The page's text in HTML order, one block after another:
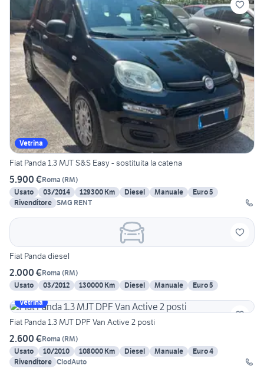
Vetrina
Fiat Panda 1.3 MJT S&S Easy - sostituita la catena
5.900 €Roma (RM)
Usato
03/2014 129300 Km Diesel Manuale
Euro 5
Rivenditore SMG RENT
Fiat Panda diesel
2.000 €Roma (RM)
Usato
03/2012 130000 Km Diesel Manuale
Euro 5
Vetrina
Fiat Panda 1.3 MJT DPF Van Active 2 posti
2.600 €Roma (RM)
Usato
10/2010 108000 Km Diesel Manuale
Euro 4
Rivenditore ClodAuto